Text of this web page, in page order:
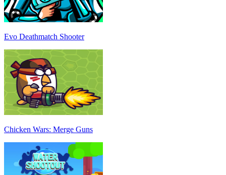
Evo Deathmatch Shooter
Chicken Wars: Merge Guns